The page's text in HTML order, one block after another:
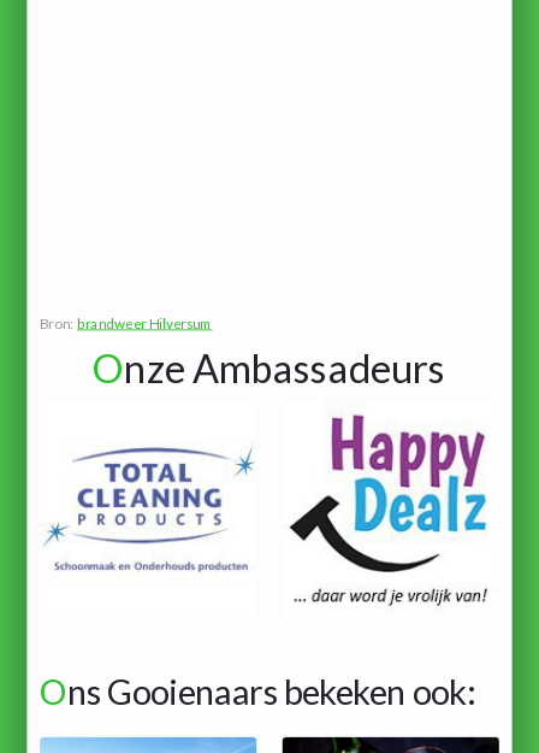
Bron: brandweer Hilversum
Onze Ambassadeurs
Ons Gooienaars bekeken ook: